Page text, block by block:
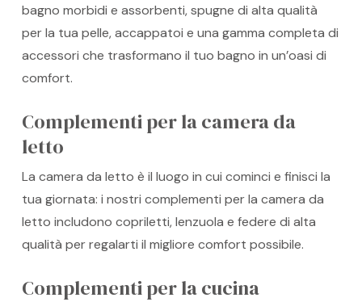
bagno morbidi e assorbenti, spugne di alta qualità
per la tua pelle, accappatoi e una gamma completa di
accessori che trasformano il tuo bagno in un’oasi di
comfort.
Complementi per la camera da
letto
La camera da letto è il luogo in cui cominci e finisci la
tua giornata: i nostri complementi per la camera da
letto includono copriletti, lenzuola e federe di alta
qualità per regalarti il migliore comfort possibile.
Complementi per la cucina